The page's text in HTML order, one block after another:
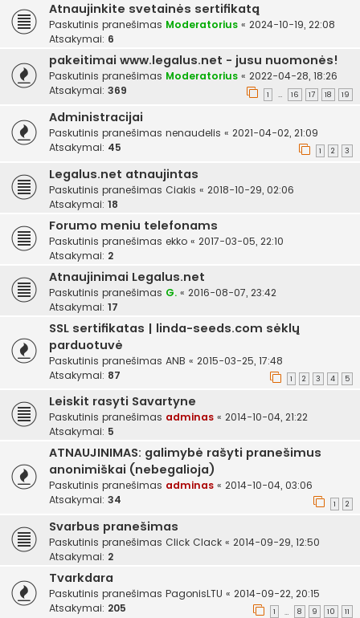
Atnaujinkite svetainės sertifikatą
Paskutinis pranešimas Moderatorius « 2024-10-19, 22:08
Atsakymai: 6
pakeitimai www.legalus.net - jusu nuomonės!
Paskutinis pranešimas Moderatorius « 2022-04-28, 18:26
Atsakymai: 369 1 … 16 17 18 19
Administracijai
Paskutinis pranešimas nenaudelis « 2021-04-02, 21:09
Atsakymai: 45 1 2 3
Legalus.net atnaujintas
Paskutinis pranešimas Ciakis « 2018-10-29, 02:06
Atsakymai: 18
Forumo meniu telefonams
Paskutinis pranešimas ekko « 2017-03-05, 22:10
Atsakymai: 2
Atnaujinimai Legalus.net
Paskutinis pranešimas G. « 2016-08-07, 23:42
Atsakymai: 17
SSL sertifikatas | linda-seeds.com sėklų
parduotuvė
Paskutinis pranešimas ANB « 2015-03-25, 17:48
Atsakymai: 87 1 2 3 4 5
Leiskit rasyti Savartyne
Paskutinis pranešimas adminas « 2014-10-04, 21:22
Atsakymai: 5
ATNAUJINIMAS: galimybė rašyti pranešimus
anonimiškai (nebegalioja)
Paskutinis pranešimas adminas « 2014-10-04, 03:06
Atsakymai: 34 1 2
Svarbus pranešimas
Paskutinis pranešimas Click Clack « 2014-09-29, 12:50
Atsakymai: 2
Tvarkdara
Paskutinis pranešimas PagonisLTU « 2014-09-22, 20:15
Atsakymai: 205 1 … 8 9 10 11